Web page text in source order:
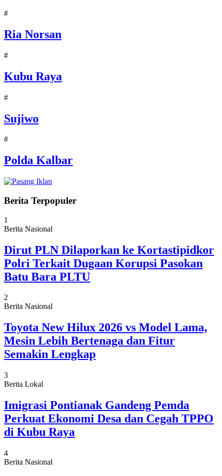
#
Ria Norsan
#
Kubu Raya
#
Sujiwo
#
Polda Kalbar
Berita Terpopuler
1
Berita Nasional
Dirut PLN Dilaporkan ke Kortastipidkor
Polri Terkait Dugaan Korupsi Pasokan
Batu Bara PLTU
2
Berita Nasional
Toyota New Hilux 2026 vs Model Lama,
Mesin Lebih Bertenaga dan Fitur
Semakin Lengkap
3
Berita Lokal
Imigrasi Pontianak Gandeng Pemda
Perkuat Ekonomi Desa dan Cegah TPPO
di Kubu Raya
4
Berita Nasional